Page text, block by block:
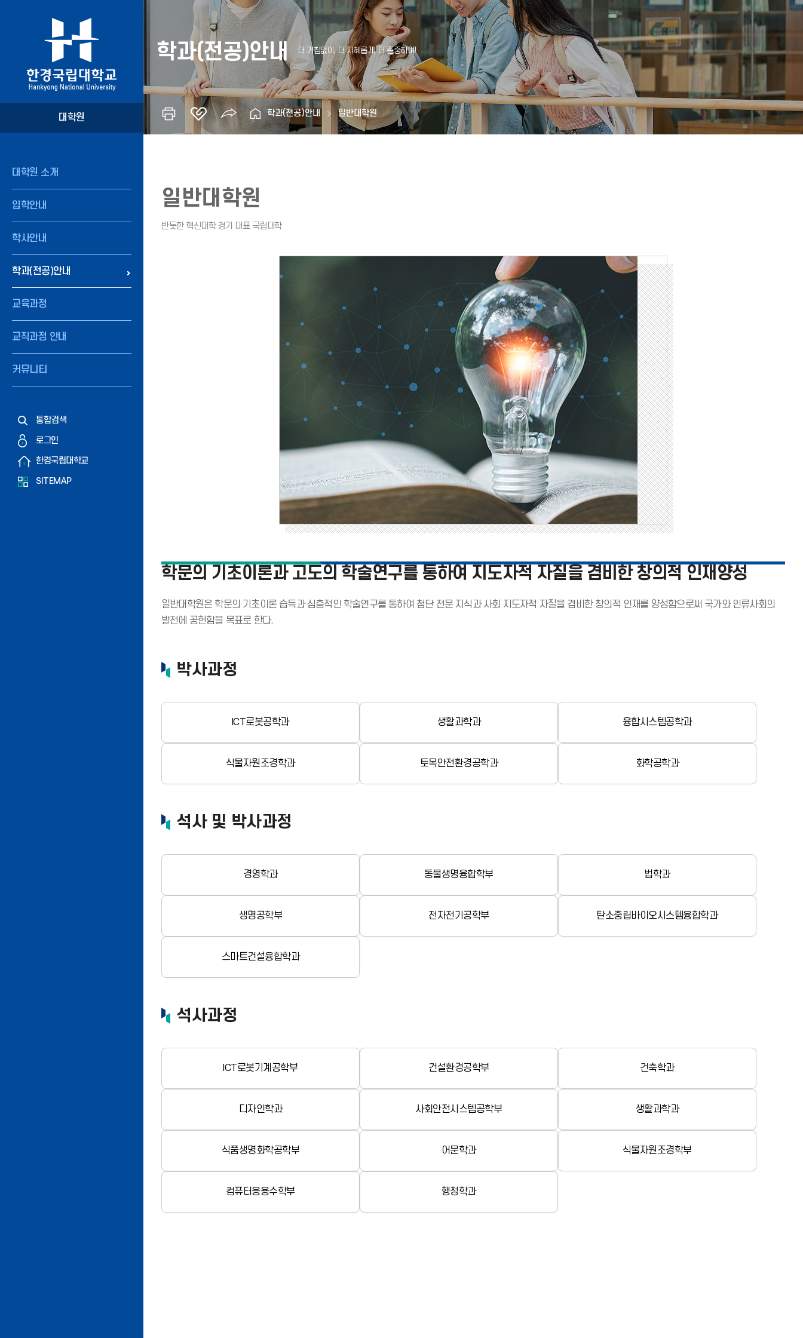
대학원
대학원 소개
입학안내
학사안내
학과(전공)안내
교육과정
교직과정 안내
커뮤니티
통합검색
로그인
한경국립대학교
SITEMAP
학과(전공)안내
학과(전공)안내 일반대학원
일반대학원
학문의 기초이론과 고도의 학술연구를 통하여 지도자적 자질을 겸비한 창의적 인재양성
일반대학원은 학문의 기초이론 습득과 심층적인 학술연구를 통하여 첨단 전문 지식과 사회 지도자적 자질을 겸비한 창의적 인재를 양성함으로써 국가와 인류사회의
발전에 공헌함을 목표로 한다.
박사과정
ICT로봇공학과 생활과학과 융합시스템공학과
식물자원조경학과 토목안전환경공학과 화학공학과
석사 및 박사과정
경영학과 동물생명융합학부 법학과
생명공학부 전자전기공학부 탄소중립바이오시스템융합학과
스마트건설융합학과
석사과정
ICT로봇기계공학부 건설환경공학부 건축학과
디자인학과 사회안전시스템공학부 생활과학과
식품생명화학공학부 어문학과 식물자원조경학부
컴퓨터응용수학부 행정학과